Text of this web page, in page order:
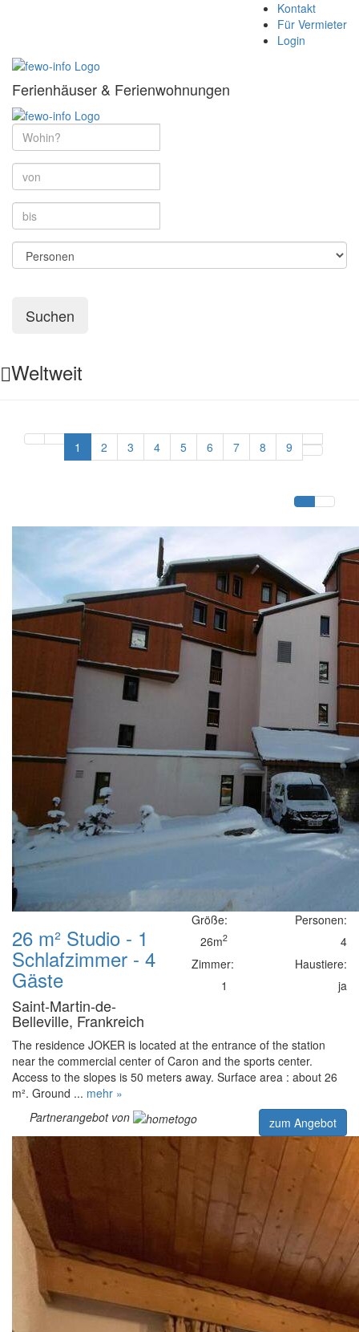
Kontakt
Für Vermieter
Login
Ferienhäuser & Ferienwohnungen
Suchen
Weltweit
1 2 3 4 5 6 7 8 9
26 m² Studio - 1
Schlafzimmer - 4
Gäste
Saint-Martin-de-
Belleville, Frankreich
Größe:
26m2
Zimmer:
1
Personen:
4
Haustiere:
ja
The residence JOKER is located at the entrance of the station
near the commercial center of Caron and the sports center.
Access to the slopes is 50 meters away. Surface area : about 26
m². Ground ... mehr »
Partnerangebot von
zum Angebot